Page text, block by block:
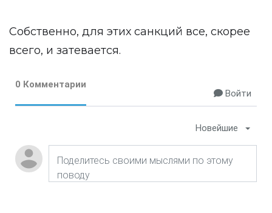
Собственно, для этих санкций все, скорее
всего, и затевается.
0 Комментарии
Войти
Новейшие